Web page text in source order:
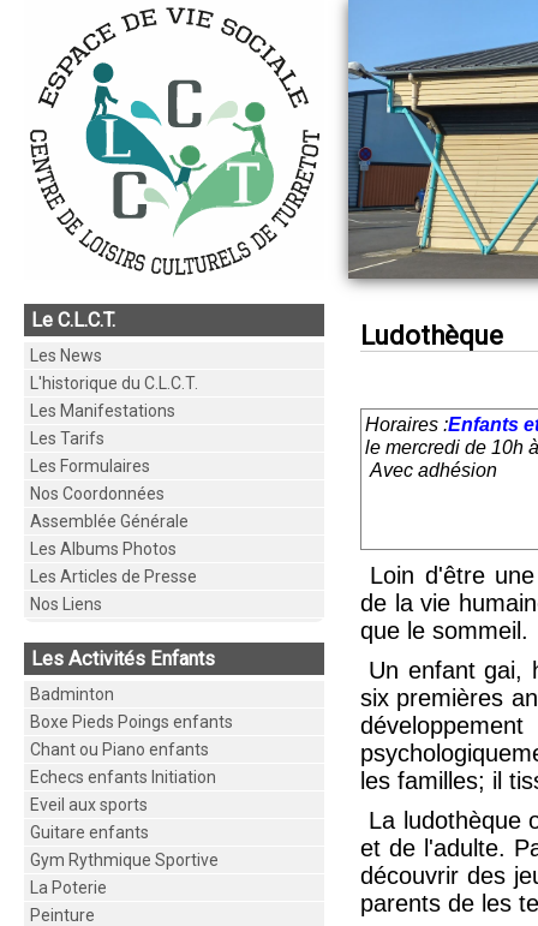
Le C.L.C.T.
Les News
L'historique du C.L.C.T.
Les Manifestations
Les Tarifs
Les Formulaires
Nos Coordonnées
Assemblée Générale
Les Albums Photos
Les Articles de Presse
Nos Liens
Les Activités Enfants
Badminton
Boxe Pieds Poings enfants
Chant ou Piano enfants
Echecs enfants Initiation
Eveil aux sports
Guitare enfants
Gym Rythmique Sportive
La Poterie
Peinture
Ludothèque
Horaires :Enfants
le mercredi de 10h
Avec adhésion
Loin d'être
de la vie
que le sommeil.
Un enfant gai,
six premières
les familles; il
La ludothèque
et de l'adulte.
découvrir des
parents de les